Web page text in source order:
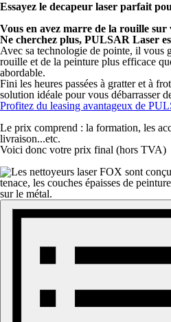
Essayez le decapeur laser parfait
Vous en avez marre de la rouille sur
Ne cherchez plus, PULSAR Laser
Avec sa technologie de pointe, il vous
rouille et de la peinture plus efficace
abordable.
Fini les heures passées à gratter et à
solution idéale pour vous débarrasser
Profitez du leasing avantageux de
Le prix comprend : la formation, les
livraison...etc.
Voici donc votre prix final (hors TVA)